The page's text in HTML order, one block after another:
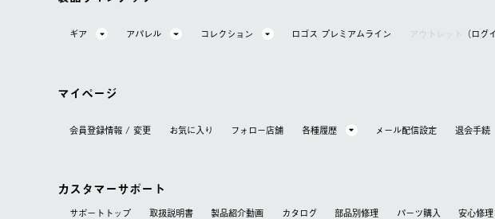
ギア アパレル コレクション ロゴス プレミアムライン アウトレット （ログ
マイページ
会員登録情報 / 変更 お気に⼊り フォロー店舗 各種履歴 メール配信設定 退会⼿続
カスタマーサポート
サポートトップ 取扱説明書 製品紹介動画 カタログ 部品別修理 パーツ購入 安心修